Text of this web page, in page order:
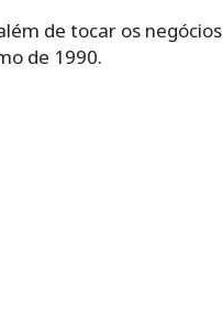
de tocar os
de 1990.